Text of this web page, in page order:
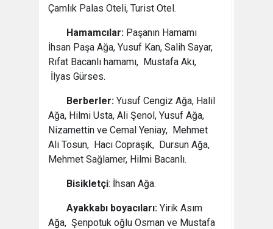
Çamlık Palas Oteli, Turist Otel.
Hamamcılar: Paşanın Hamamı
İhsan Paşa Ağa, Yusuf Kan, Salih Sayar,
Rıfat Bacanlı hamamı, Mustafa Akı,
İlyas Gürses.
Berberler: Yusuf Cengiz Ağa, Halil
Ağa, Hilmi Usta, Ali Şenol, Yusuf Ağa,
Nizamettin ve Cemal Yeniay, Mehmet
Ali Tosun, Hacı Copraşık, Dursun Ağa,
Mehmet Sağlamer, Hilmi Bacanlı.
Bisikletçi: İhsan Ağa.
Ayakkabı boyacıları: Yirik Asım
Ağa, Şenpotuk oğlu Osman ve Mustafa